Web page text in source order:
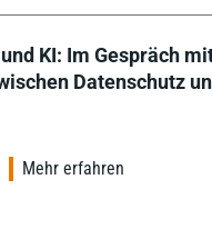
KI: Im Gespräch
Datenschutz
Mehr erfahren